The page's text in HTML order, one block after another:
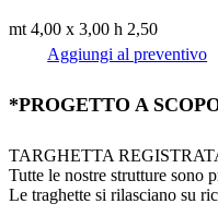
mt 4,00 x 3,00 h 2,50
Aggiungi al preventivo
*PROGETTO A
TARGHETTA
Tutte le nostre strutture sono
Le traghette si rilasciano su